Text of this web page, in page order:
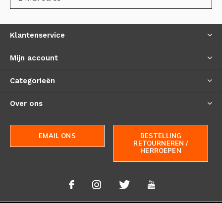
Klantenservice
Mijn account
Categorieën
Over ons
EMAIL ONS
BESTELLING
RETOURNEREN /
HERROEPEN